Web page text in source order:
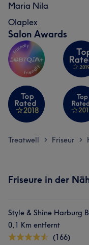
Maria Nila
Olaplex
Salon Awards
Treatwell > Friseur >
Friseure in der
Style & Shine Harburg
0,1 Km entfernt
(166)